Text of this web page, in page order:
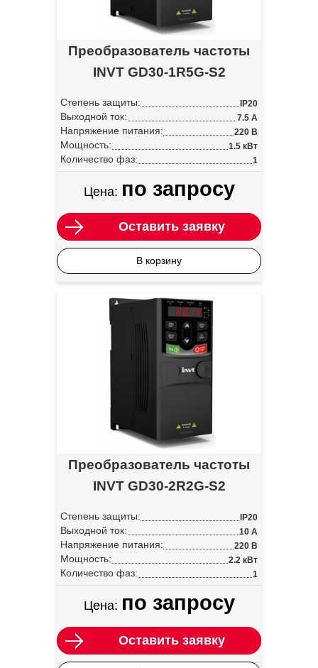
Преобразователь частоты
INVT GD30-1R5G-S2
Степень защиты: IP20
Выходной ток: 7.5 А
Напряжение питания: 220 В
Мощность: 1.5 кВт
Количество фаз: 1
Цена: по запросу
Оставить заявку
В корзину
Преобразователь частоты
INVT GD30-2R2G-S2
Степень защиты: IP20
Выходной ток: 10 А
Напряжение питания: 220 В
Мощность: 2.2 кВт
Количество фаз: 1
Цена: по запросу
Оставить заявку